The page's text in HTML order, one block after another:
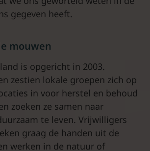
gegeven heeft.
mouwen
is opgericht in 2003.
zestien lokale groepen zich op
in voor herstel en behoud
zoeken ze samen naar
te leven. Vrijwilligers
graag de handen uit de
werken in de natuur of